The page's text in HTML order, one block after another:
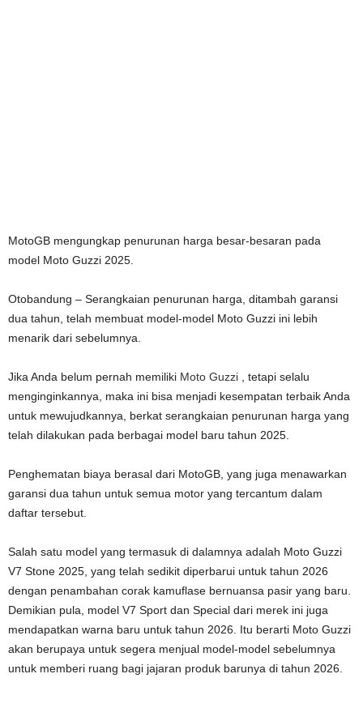
MotoGB mengungkap penurunan harga besar-besaran pada
model Moto Guzzi 2025.
Otobandung – Serangkaian penurunan harga, ditambah garansi
dua tahun, telah membuat model-model Moto Guzzi ini lebih
menarik dari sebelumnya.
Jika Anda belum pernah memiliki Moto Guzzi , tetapi selalu
menginginkannya, maka ini bisa menjadi kesempatan terbaik Anda
untuk mewujudkannya, berkat serangkaian penurunan harga yang
telah dilakukan pada berbagai model baru tahun 2025.
Penghematan biaya berasal dari MotoGB, yang juga menawarkan
garansi dua tahun untuk semua motor yang tercantum dalam
daftar tersebut.
Salah satu model yang termasuk di dalamnya adalah Moto Guzzi
V7 Stone 2025, yang telah sedikit diperbarui untuk tahun 2026
dengan penambahan corak kamuflase bernuansa pasir yang baru.
Demikian pula, model V7 Sport dan Special dari merek ini juga
mendapatkan warna baru untuk tahun 2026. Itu berarti Moto Guzzi
akan berupaya untuk segera menjual model-model sebelumnya
untuk memberi ruang bagi jajaran produk barunya di tahun 2026.